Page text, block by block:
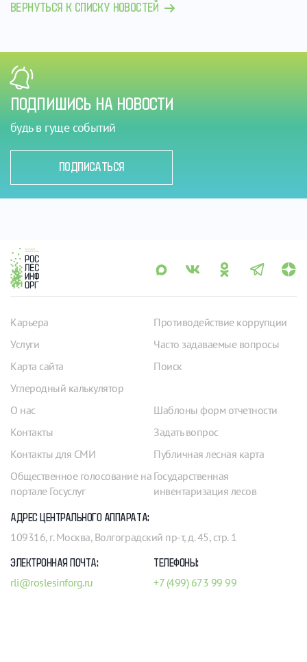
ВЕРНУТЬСЯ К СПИСКУ НОВОСТЕЙ
ПОДПИШИСЬ НА НОВОСТИ
будь в гуще событий
ПОДПИСАТЬСЯ
Карьера
Услуги
Карта сайта
Углеродный калькулятор
Противодействие коррупции
Часто задаваемые вопросы
Поиск
О нас
Контакты
Контакты для СМИ
Общественное голосование на
портале Госуслуг
Шаблоны форм отчетности
Задать вопрос
Публичная лесная карта
Государственная
инвентаризация лесов
АДРЕС ЦЕНТРАЛЬНОГО АППАРАТА:
109316, г. Москва, Волгоградский пр-т, д. 45, стр. 1
ЭЛЕКТРОННАЯ ПОЧТА:
rli@roslesinforg.ru
ТЕЛЕФОНЫ:
+7 (499) 673 99 99